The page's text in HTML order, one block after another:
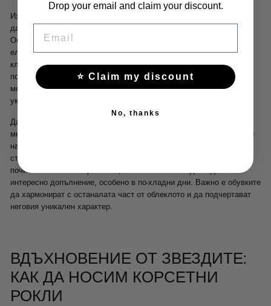
Изборът на подходящи обувки към
да запазим хармоничния вид и да осигурим комфорт при носене.
Обувките на висок ток са очевиден избор, който добавя
елегантност и издължава силуета. Струва си да заложим на
класически модели в неутрални цветове, които ще подхождат на
повечето стилизации. Ако обаче държим на по-авангардна визия,
можем да изберем обувки в интензивни цветове или с интересни
украси.
Да не забравяме и за удобството - ако планираме да прекараме
много време в движение, струва си да обмислим удобни сандали
на платформа или балеринки, които също могат да изглеждат
стилно и елегантно в комбинация с корсетна рокля. За
почитателките на по-рок стил, боти на ток могат да бъдат
интересно допълнение, особено в по-хладни дни. Важно е обувките
да хармонират с останалата част от облеклото и да подчертават
неговия уникален характер.
ВДЪХНОВЕНИЕ ОТ ЗВЕЗДИТЕ:
КАК ДА НОСИМ КОРСЕТНИ
РОКЛИ
Drop your email and claim your discount.
⭐ Claim my discount
No, thanks